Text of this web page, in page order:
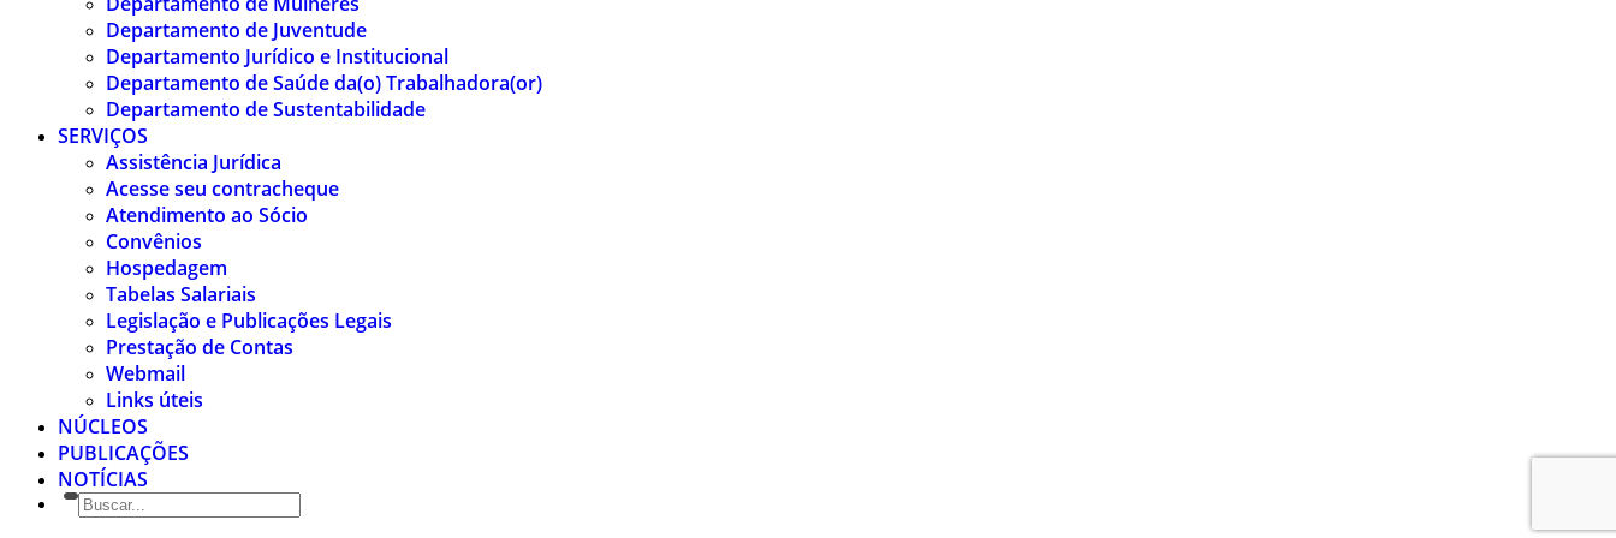
Departamento de Juventude
Departamento Jurídico e Institucional
Departamento de Saúde da(o) Trabalhadora(or)
Departamento de Sustentabilidade
SERVIÇOS
Assistência Jurídica
Acesse seu contracheque
Atendimento ao Sócio
Convênios
Hospedagem
Tabelas Salariais
Legislação e Publicações Legais
Prestação de Contas
Webmail
Links úteis
NÚCLEOS
PUBLICAÇÕES
NOTÍCIAS